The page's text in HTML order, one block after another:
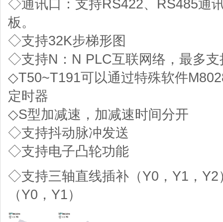
◇通讯口：支持RS422、RS485通
板。
◇支持32K步梯形图
◇支持N：N PLC互联网络，最多支
◇T50~T191可以通过特殊软件
定时器
◇S型加减速，加减速时间分开
◇支持抖动脉冲发送
◇支持电子凸轮功能
◇支持三轴直线插补（Y0，Y1，Y2
（Y0，Y1）